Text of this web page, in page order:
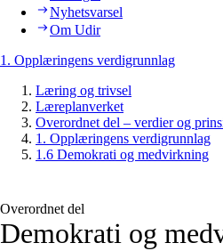
Nyhetsvarsel
Om Udir
1. Opplæringens verdigrunnlag
Læring og trivsel
Læreplanverket
Overordnet del – verdier og
1. Opplæringens verdigrunnlag
1.6 Demokrati og medvirkning
Overordnet del
Demokrati og